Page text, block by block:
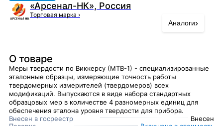
«Арсенал-НК», Россия
Торговая марка ›
Аналоги›
О товаре
Меры твердости по Виккерсу (МТВ-1) - специализированные
эталонные образцы, измеряющие точность работы
твердомерных измерителей (твердомеров) всех
модификаций. Выпускаются в виде набора стандартных
образцовых мер в количестве 4 разномерных единиц для
обеспечения эталона уровня твердости для прибора.
Внесен в госреестр
Внесен